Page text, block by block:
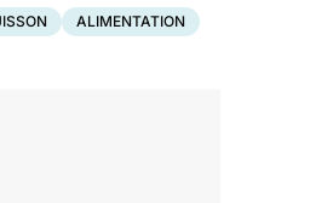
ALIMENTATION